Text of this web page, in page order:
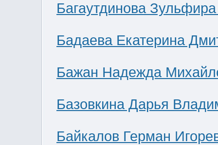
Багаутдинова
Бадаева Екатерина
Бажан Надежда
Базовкина Дарья
Байкалов Герман